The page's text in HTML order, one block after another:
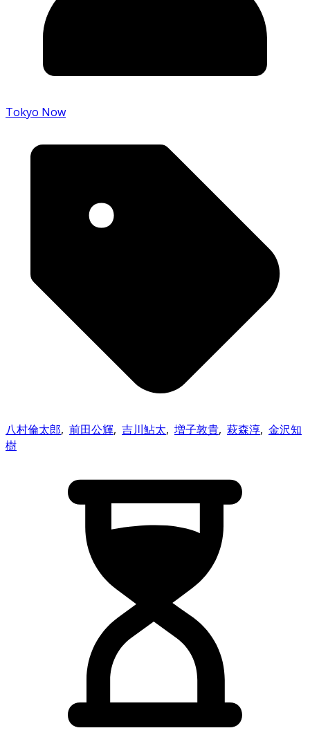
Tokyo Now
八村倫太郎, 前⽥公輝, 吉川鮎太, 増子敦貴, 萩森淳, 金沢知
樹